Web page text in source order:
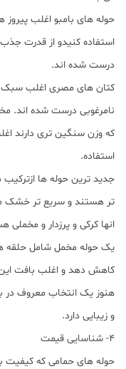
حوله های بامبو اغلب پیروز
استفاده کنیدو از قدرت
درست شده اند.
کتان های مصری اغلب سبک
نامرغوبی درست شده اند.
که وزن سنگین تری دارند
استفاده.
جدید ترین حوله ها
تر هستند و سریع تر خشک
انها کرکی و پرزدار و
یک حوله مخمل شامل حلقه
کاهش دهد و اغلب بافت این
هنوز یک انتخاب معروف در
و زیبایی دارد.
4- شناسایی قیمت
حوله های حمامی که کیفیت